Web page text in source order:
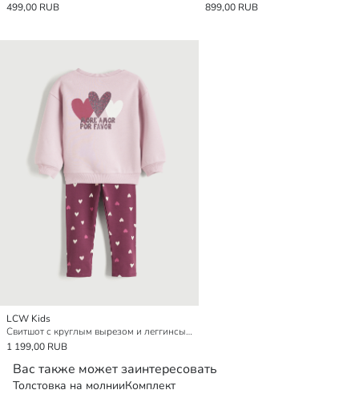
499,00 RUB
899,00 RUB
LCW Kids
Свитшот с круглым вырезом и леггинсы для девочек
1 199,00 RUB
Вас также может заинтересовать
Толстовка на молнииКомплект